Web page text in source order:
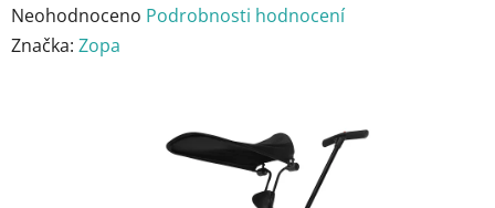
Průměrné
hodnocení
Neohodnoceno Podrobnosti hodnocení
Značka: Zopa